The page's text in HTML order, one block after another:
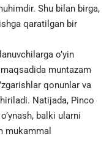
Shu bilan birga,
qaratilgan bir
o’yin
muntazam
qonunlar va
Natijada, Pinco
balki ularni
mukammal